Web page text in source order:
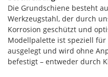
Die Grundschiene besteht
Werkzeugstahl, der durch
Korrosion geschützt und
Modellpalette ist speziell für
ausgelegt und wird ohne
befestigt – entweder durch